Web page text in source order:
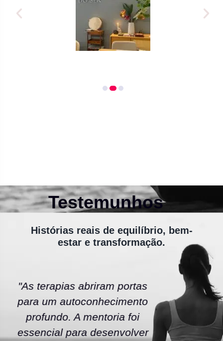
Testemunhos
Histórias reais de equilíbrio, bem-
estar e transformação.
"As terapias abriram portas
para um autoconhecimento
profundo. A mentoria foi
essencial para desenvolver
"A
escola
As
uma